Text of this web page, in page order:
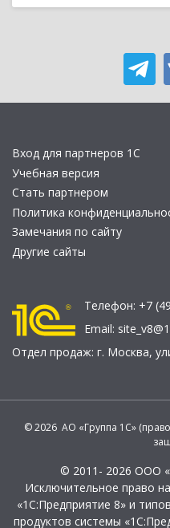
Вход для партнеров 1С
Учебная версия
Стать партнером
Политика
Замечания по сайту
Другие сайты
Телефон: +7
Email:
Отдел продаж: г. Москва,
© 2026 АО «Группа 1С»
© 2011- 2026 ООО
Исключительное право
«1С:Предприятие 8» и
продуктов системы